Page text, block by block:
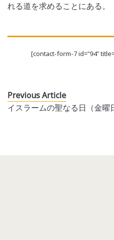
れる道を求めることにある。
[contact-form-7 id="94"
Previous Article
イスラームの聖なる日（金曜